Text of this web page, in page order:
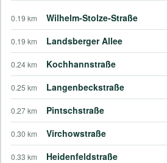
0.19 km Wilhelm-Stolze-Straße
0.19 km Landsberger Allee
0.24 km Kochhannstraße
0.25 km Langenbeckstraße
0.27 km Pintschstraße
0.30 km Virchowstraße
0.33 km Heidenfeldstraße